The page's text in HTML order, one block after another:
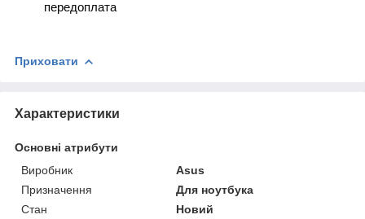
передоплата
Приховати
Характеристики
Основні атрибути
Виробник
Asus
Призначення
Для ноутбука
Стан
Новий